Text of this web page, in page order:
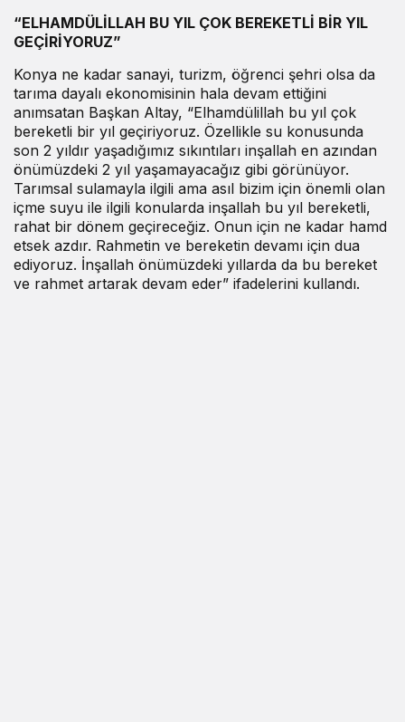
“ELHAMDÜLİLLAH BU YIL ÇOK BEREKETLİ BİR YIL
GEÇİRİYORUZ”
Konya ne kadar sanayi, turizm, öğrenci şehri olsa da
tarıma dayalı ekonomisinin hala devam ettiğini
anımsatan Başkan Altay, “Elhamdülillah bu yıl çok
bereketli bir yıl geçiriyoruz. Özellikle su konusunda
son 2 yıldır yaşadığımız sıkıntıları inşallah en azından
önümüzdeki 2 yıl yaşamayacağız gibi görünüyor.
Tarımsal sulamayla ilgili ama asıl bizim için önemli olan
içme suyu ile ilgili konularda inşallah bu yıl bereketli,
rahat bir dönem geçireceğiz. Onun için ne kadar hamd
etsek azdır. Rahmetin ve bereketin devamı için dua
ediyoruz. İnşallah önümüzdeki yıllarda da bu bereket
ve rahmet artarak devam eder” ifadelerini kullandı.